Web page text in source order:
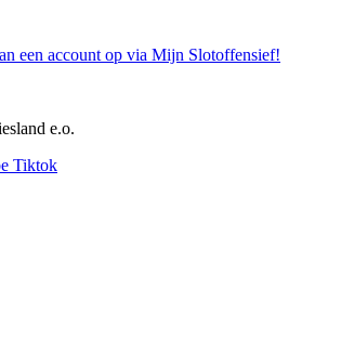
een account op via Mijn Slotoffensief!
e.o.
Tiktok